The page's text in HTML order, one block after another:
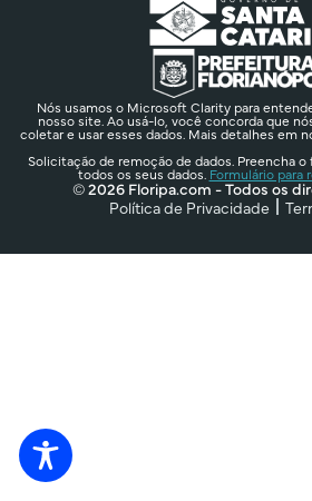
Nós usamos o Microsoft Clarity para
nosso site. Ao usá-lo, você concorda que
coletar e usar esses dados. Mais detalhes em
Solicitação de remoção de dados. Preencha
todos os seus dados. Formulário para
© 2026 Floripa.com - Todos os
Política de Privacidade